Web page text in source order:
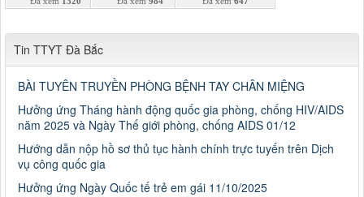
Tin TTYT Đà Bắc
BÀI TUYÊN TRUYỀN PHÒNG BỆNH TAY CHÂN MIỆNG
Hưởng ứng Tháng hành động quốc gia phòng, chống HIV/AIDS
năm 2025 và Ngày Thế giới phòng, chống AIDS 01/12
Hướng dẫn nộp hồ sơ thủ tục hành chính trực tuyến trên Dịch
vụ công quốc gia
Hưởng ứng Ngày Quốc tế trẻ em gái 11/10/2025